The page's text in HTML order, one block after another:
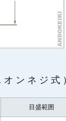
ンネジ式
目盛範囲